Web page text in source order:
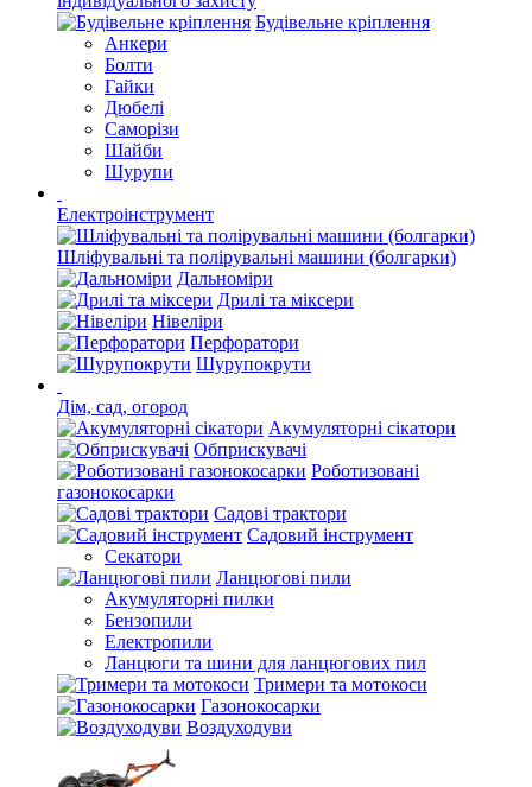
Будівельне кріплення
Анкери
Болти
Гайки
Дюбелі
Саморізи
Шайби
Шурупи
Електроінструмент
Шліфувальні та полірувальні машини (болгарки)
Дальноміри
Дрилі та міксери
Нівеліри
Перфоратори
Шурупокрути
Дім, сад, огород
Акумуляторні сікатори
Обприскувачі
Роботизовані
газонокосарки
Садові трактори
Садовий інструмент
Секатори
Ланцюгові пили
Акумуляторні пилки
Бензопили
Електропили
Ланцюги та шини для ланцюгових пил
Тримери та мотокоси
Газонокосарки
Воздуходуви